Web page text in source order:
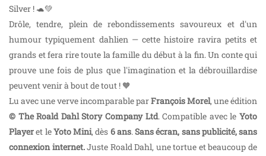
Silver ! 🐢💚
Drôle, tendre, plein de rebondissements savoureux et d'un
humour typiquement dahlien — cette histoire ravira petits et
grands et fera rire toute la famille du début à la fin. Un conte qui
prouve une fois de plus que l'imagination et la débrouillardise
peuvent venir à bout de tout ! 🧡
Lu avec une verve incomparable parFrançois Morel, une édition
© The Roald Dahl Story Company Ltd. Compatible avec leYoto
Playeret leYoto Mini, dès 6 ans.Sans écran, sans publicité, sans
connexion internet.Juste Roald Dahl, une tortue et beaucoup de